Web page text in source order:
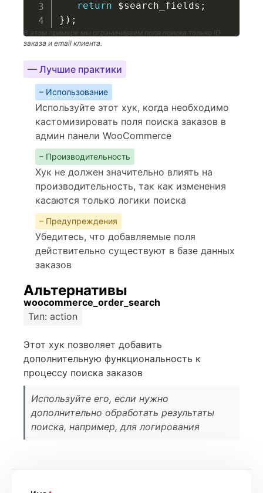
return $search_fields ;
} ) ;
В этом примере мы ограничиваем поля поиска только ID
заказа и email клиента.
— Лучшие практики
– Использование
Используйте этот хук, когда необходимо
кастомизировать поля поиска заказов в
админ панели WooCommerce
– Производительность
Хук не должен значительно влиять на
производительность, так как изменения
касаются только логики поиска
– Предупреждения
Убедитесь, что добавляемые поля
действительно существуют в базе данных
заказов
Альтернативы
woocommerce_order_search
Тип: action
Этот хук позволяет добавить
дополнительную функциональность к
процессу поиска заказов
Используйте его, если нужно
дополнительно обработать результаты
поиска, например, для логирования